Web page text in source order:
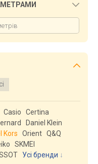
Casio
Certina
Daniel Klein
Kors Orient Q&Q
SKMEI
Усі бренди